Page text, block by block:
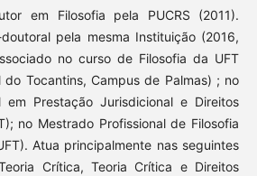
em Filosofia pela PUCRS (2011).
pela mesma Instituição (2016,
no curso de Filosofia da UFT
do Tocantins, Campus de Palmas) ; no
em Prestação Jurisdicional e Direitos
no Mestrado Profissional de Filosofia
Atua principalmente nas seguintes
Crítica, Teoria Crítica e Direitos